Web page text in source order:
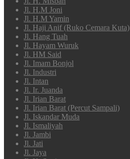
Jl. H.M Joni
Jl. H.M Yamin
Jl. Haji Anif (Ruko Cemara Kuta)
Jl. Hang Tuah
Jl. Hayam Wuruk
Jl. HM Said
Jl. Imam Bonjol
Jl. Industri
Jl. Intan
Jl. Ir. Juanda
Jl. Irian Barat
Jl. Irian Barat (Percut Sampali)
Jl. Iskandar Muda
Jl. Ismaliyah
Jl. Jambi
Jl. Jati
Jl. Jaya